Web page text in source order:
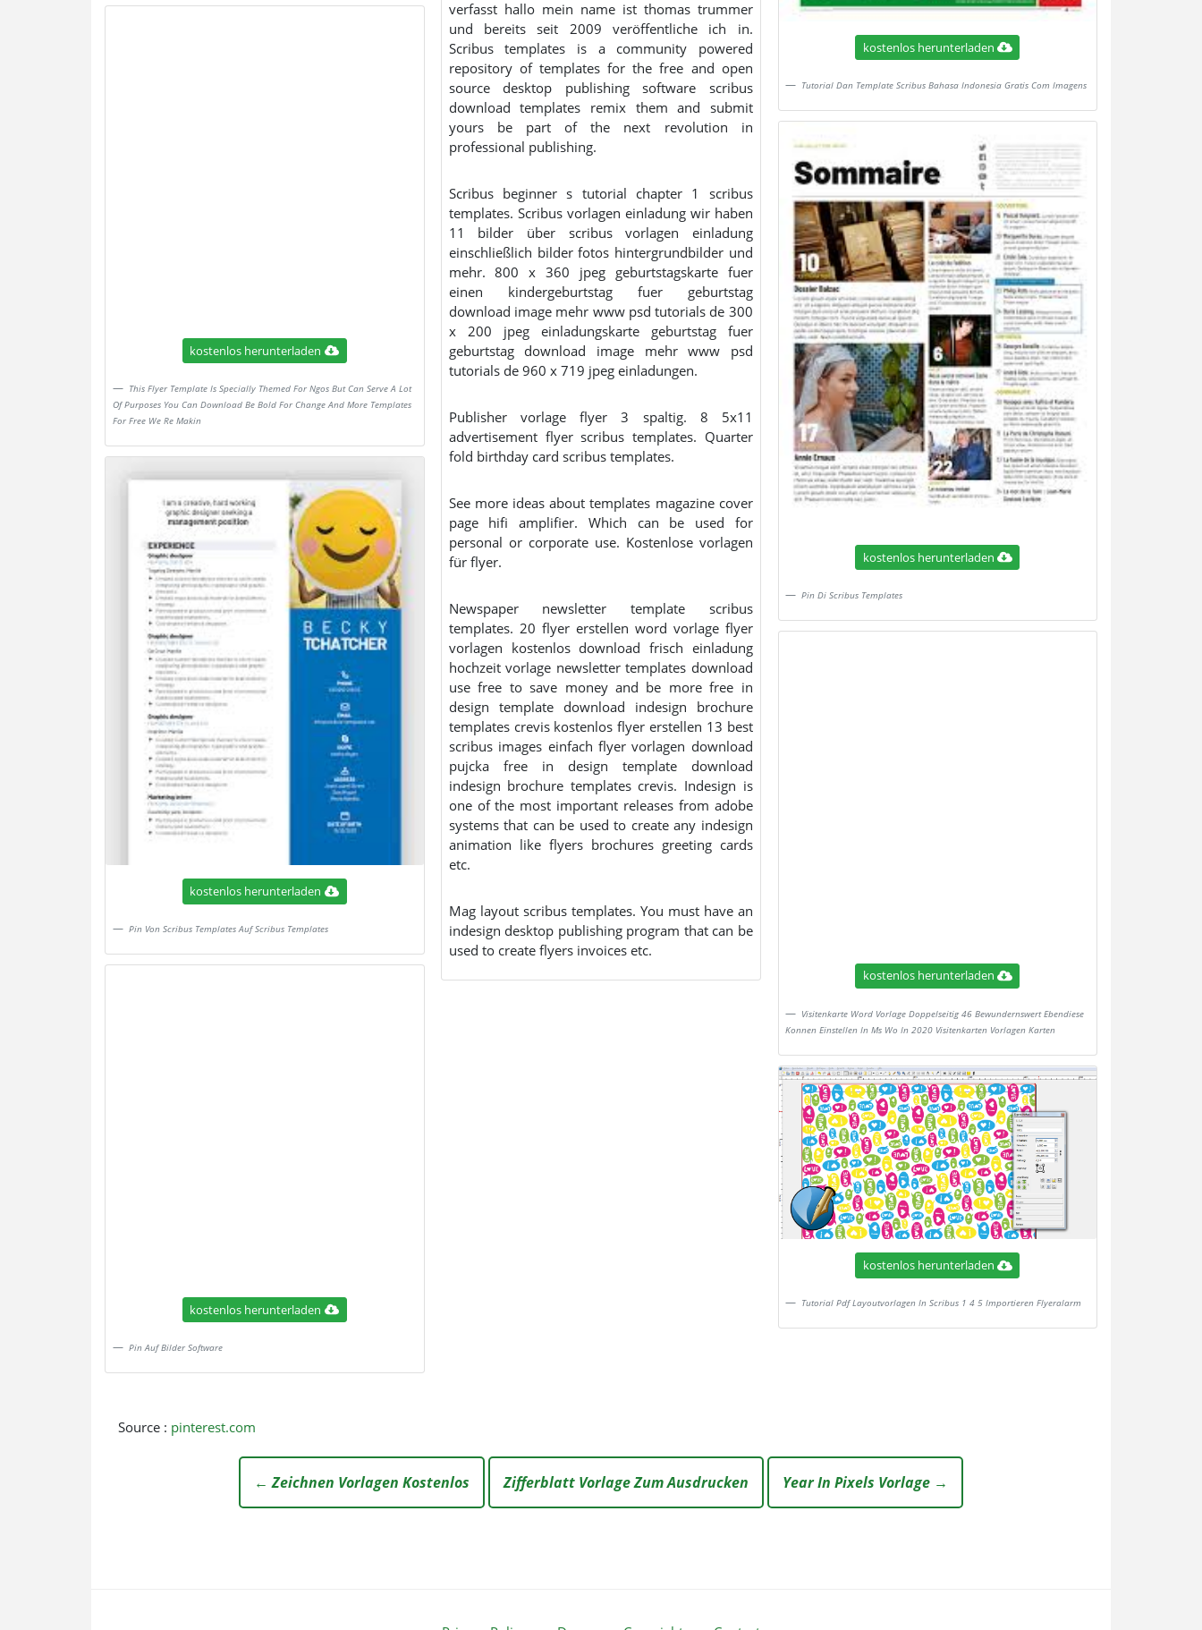
kostenlos herunterladen
This Flyer Template Is Specially Themed For Ngos But Can Serve A Lot
Of Purposes You Can Download Be Bold For Change And More Templates
For Free We Re Makin
kostenlos herunterladen
Pin Von Scribus Templates Auf Scribus Templates
kostenlos herunterladen
Pin Auf Bilder Software
verfasst hallo mein name ist thomas trummer
und bereits seit 2009 veröffentliche ich in.
Scribus templates is a community powered
repository of templates for the free and open
source desktop publishing software scribus
download templates remix them and submit
yours be part of the next revolution in
professional publishing.
Scribus beginner s tutorial chapter 1 scribus
templates. Scribus vorlagen einladung wir haben
11 bilder über scribus vorlagen einladung
einschließlich bilder fotos hintergrundbilder und
mehr. 800 x 360 jpeg geburtstagskarte fuer
einen kindergeburtstag fuer geburtstag
download image mehr www psd tutorials de 300
x 200 jpeg einladungskarte geburtstag fuer
geburtstag download image mehr www psd
tutorials de 960 x 719 jpeg einladungen.
Publisher vorlage flyer 3 spaltig. 8 5x11
advertisement flyer scribus templates. Quarter
fold birthday card scribus templates.
See more ideas about templates magazine cover
page hifi amplifier. Which can be used for
personal or corporate use. Kostenlose vorlagen
für flyer.
Newspaper newsletter template scribus
templates. 20 flyer erstellen word vorlage flyer
vorlagen kostenlos download frisch einladung
hochzeit vorlage newsletter templates download
use free to save money and be more free in
design template download indesign brochure
templates crevis kostenlos flyer erstellen 13 best
scribus images einfach flyer vorlagen download
pujcka free in design template download
indesign brochure templates crevis. Indesign is
one of the most important releases from adobe
systems that can be used to create any indesign
animation like flyers brochures greeting cards
etc.
Mag layout scribus templates. You must have an
indesign desktop publishing program that can be
used to create flyers invoices etc.
kostenlos herunterladen
Tutorial Dan Template Scribus Bahasa Indonesia Gratis Com Imagens
kostenlos herunterladen
Pin Di Scribus Templates
kostenlos herunterladen
Visitenkarte Word Vorlage Doppelseitig 46 Bewundernswert Ebendiese
Konnen Einstellen In Ms Wo In 2020 Visitenkarten Vorlagen Karten
kostenlos herunterladen
Tutorial Pdf Layoutvorlagen In Scribus 1 4 5 Importieren Flyeralarm
Source : pinterest.com
← Zeichnen Vorlagen Kostenlos Zifferblatt Vorlage Zum Ausdrucken Year In Pixels Vorlage →